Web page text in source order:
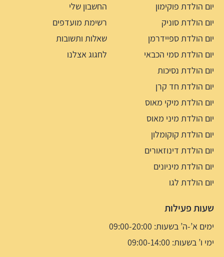
יום הולדת פוקימון
יום הולדת סוניק
יום הולדת ספיידרמן
יום הולדת סמי הכבאי
יום הולדת נסיכות
יום הולדת חד קרן
יום הולדת מיקי מאוס
יום הולדת מיני מאוס
יום הולדת קוקומלון
יום הולדת דינוזאורים
יום הולדת מיניונים
יום הולדת לגו
החשבון שלי
רשימת מועדפים
שאלות ותשובות
לחגוג אצלנו
שעות פעילות
ימים א’-ה’ בשעות: 09:00-20:00
ימי ו’ בשעות: 09:00-14:00